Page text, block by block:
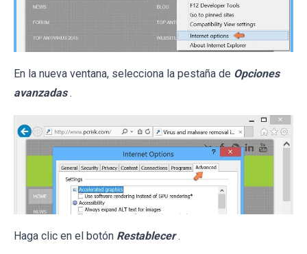
En la nueva ventana, selecciona la pestaña de Opciones
avanzadas .
Haga clic en el botón Restablecer .